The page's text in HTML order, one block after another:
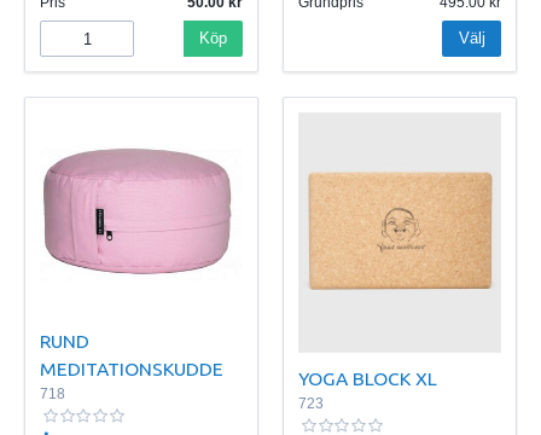
Köp Välj
RUND
MEDITATIONSKUDDE
718
YOGA BLOCK XL
723